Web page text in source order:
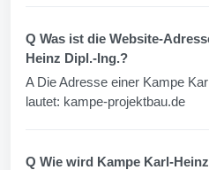
Q Was ist die Website-
Heinz Dipl.-Ing.?
A Die Adresse einer Kampe
lautet: kampe-projektbau.de
Q Wie wird Kampe Karl-